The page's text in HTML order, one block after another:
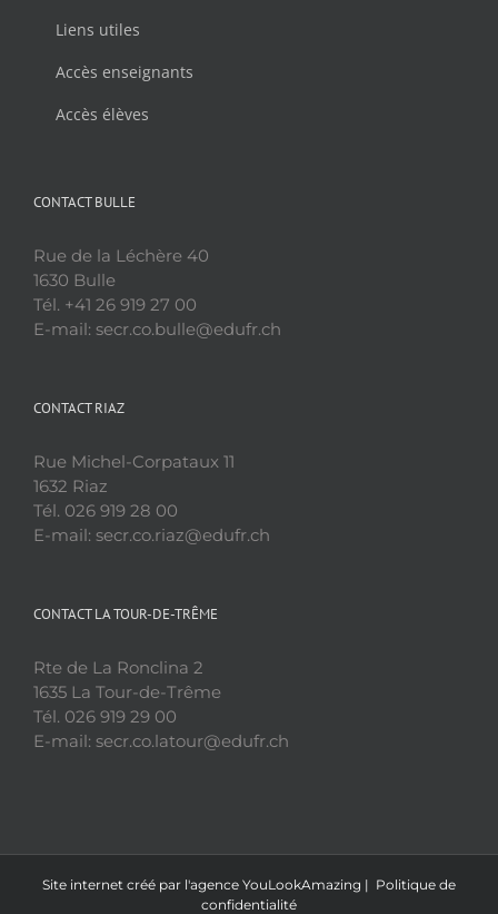
Liens utiles
Accès enseignants
Accès élèves
CONTACT BULLE
Rue de la Léchère 40
1630 Bulle
Tél. +41 26 919 27 00
E-mail: secr.co.bulle@edufr.ch
CONTACT RIAZ
Rue Michel-Corpataux 11
1632 Riaz
Tél. 026 919 28 00
E-mail: secr.co.riaz@edufr.ch
CONTACT LA TOUR-DE-TRÊME
Rte de La Ronclina 2
1635 La Tour-de-Trême
Tél. 026 919 29 00
E-mail: secr.co.latour@edufr.ch
Site internet créé par l'agence YouLookAmazing | Politique de
confidentialité